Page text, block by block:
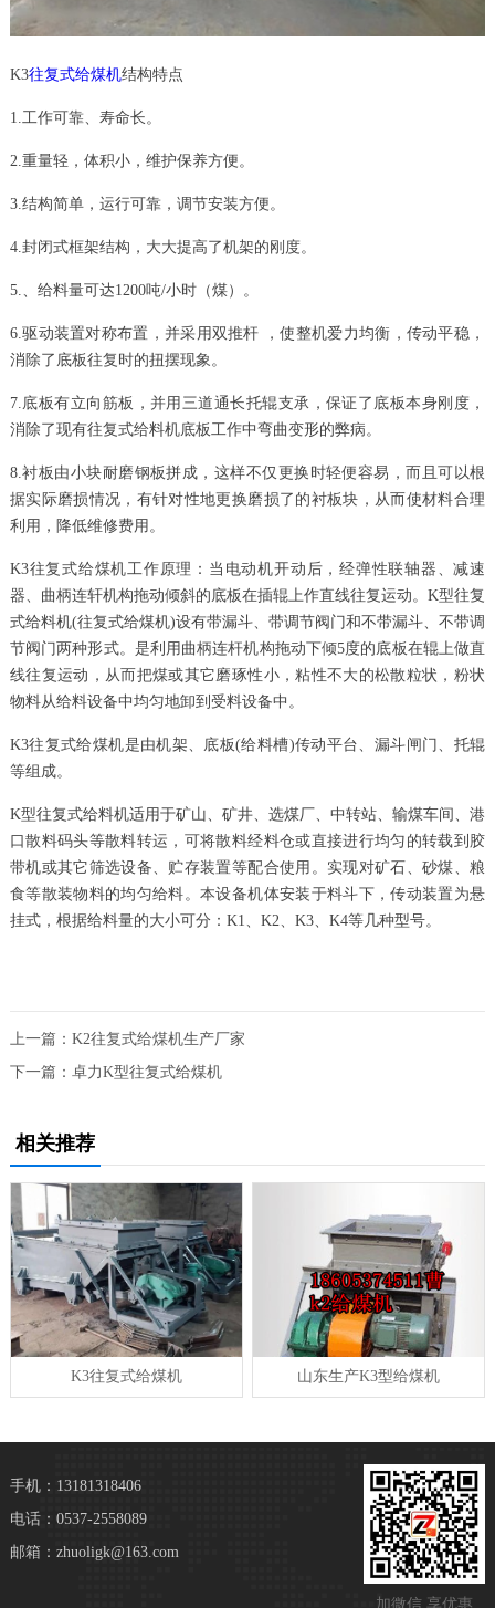
K3往复式给煤机结构特点
1.工作可靠、寿命长。
2.重量轻，体积小，维护保养方便。
3.结构简单，运行可靠，调节安装方便。
4.封闭式框架结构，大大提高了机架的刚度。
5.、给料量可达1200吨/小时（煤）。
6.驱动装置对称布置，并采用双推杆 ，使整机爱力均衡，传动平稳，
消除了底板往复时的扭摆现象。
7.底板有立向筋板，并用三道通长托辊支承，保证了底板本身刚度，
消除了现有往复式给料机底板工作中弯曲变形的弊病。
8.衬板由小块耐磨钢板拼成，这样不仅更换时轻便容易，而且可以根
据实际磨损情况，有针对性地更换磨损了的衬板块，从而使材料合理
利用，降低维修费用。
K3往复式给煤机工作原理：当电动机开动后，经弹性联轴器、减速
器、曲柄连轩机构拖动倾斜的底板在插辊上作直线往复运动。K型往复
式给料机(往复式给煤机)设有带漏斗、带调节阀门和不带漏斗、不带调
节阀门两种形式。是利用曲柄连杆机构拖动下倾5度的底板在辊上做直
线往复运动，从而把煤或其它磨琢性小，粘性不大的松散粒状，粉状
物料从给料设备中均匀地卸到受料设备中。
K3往复式给煤机是由机架、底板(给料槽)传动平台、漏斗闸门、托辊
等组成。
K型往复式给料机适用于矿山、矿井、选煤厂、中转站、输煤车间、港
口散料码头等散料转运，可将散料经料仓或直接进行均匀的转载到胶
带机或其它筛选设备、贮存装置等配合使用。实现对矿石、砂煤、粮
食等散装物料的均匀给料。本设备机体安装于料斗下，传动装置为悬
挂式，根据给料量的大小可分：K1、K2、K3、K4等几种型号。
上一篇： K2往复式给煤机生产厂家
下一篇： 卓力K型往复式给煤机
相关推荐
K3往复式给煤机 山东生产K3型给煤机
加微信 享优惠
手机：13181318406
电话：0537-2558089
邮箱：zhuoligk@163.com